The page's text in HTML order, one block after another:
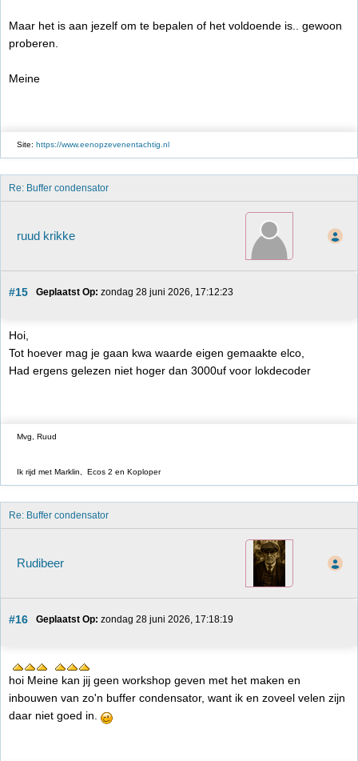
Maar het is aan jezelf om te bepalen of het voldoende is.. gewoon
proberen.
Meine
Site: https://www.eenopzevenentachtig.nl
Re: Buffer condensator
ruud krikke
#15 Geplaatst Op: zondag 28 juni 2026, 17:12:23
Hoi,
Tot hoever mag je gaan kwa waarde eigen gemaakte elco,
Had ergens gelezen niet hoger dan 3000uf voor lokdecoder
Mvg, Ruud
Ik rijd met Marklin, Ecos 2 en Koploper
Re: Buffer condensator
Rudibeer
#16 Geplaatst Op: zondag 28 juni 2026, 17:18:19
hoi Meine kan jij geen workshop geven met het maken en
inbouwen van zo'n buffer condensator, want ik en zoveel velen zijn
daar niet goed in.